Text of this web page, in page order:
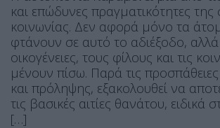
και επώδυνες πραγματικότητες
κοινωνίας. Δεν αφορά μόνο τα
φτάνουν σε αυτό το αδιέξοδο, αλλά
οικογένειες, τους φίλους και τις
μένουν πίσω. Παρά τις
και πρόληψης, εξακολουθεί να
τις βασικές αιτίες θανάτου, ειδικά
[…]